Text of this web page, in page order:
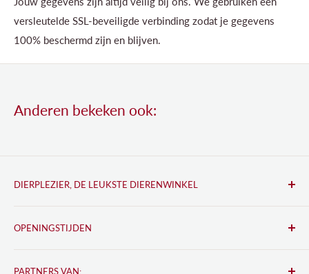
versleutelde SSL-beveiligde verbinding zodat je gegevens
100% beschermd zijn en blijven.
Anderen bekeken ook:
DIERPLEZIER, DE LEUKSTE DIERENWINKEL
2461 JC Ter Aar
OPENINGSTIJDEN
PARTNERS VAN: